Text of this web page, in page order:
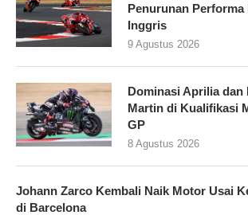
Penurunan
Inggris
9 Agustus 2026
Dominasi Aprilia dan
Martin di Kualifikasi
GP
8 Agustus 2026
Johann Zarco Kembali Naik Motor Usai
di Barcelona